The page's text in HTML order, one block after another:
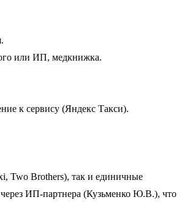
или ИП, медкнижка.
к сервису (Яндекс Такси).
Two Brothers), так и единичные
ИП-партнера (Кузьменко Ю.В.), что